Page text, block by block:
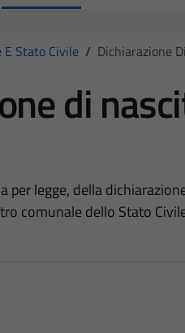
E Stato Civile / Dichiarazione
di
per legge, della
comunale dello Stato